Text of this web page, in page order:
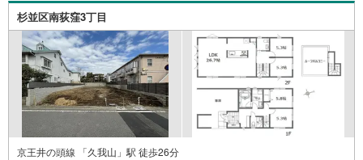
杉並区南荻窪3丁目
京王井の頭線 「久我山」駅 徒歩26分